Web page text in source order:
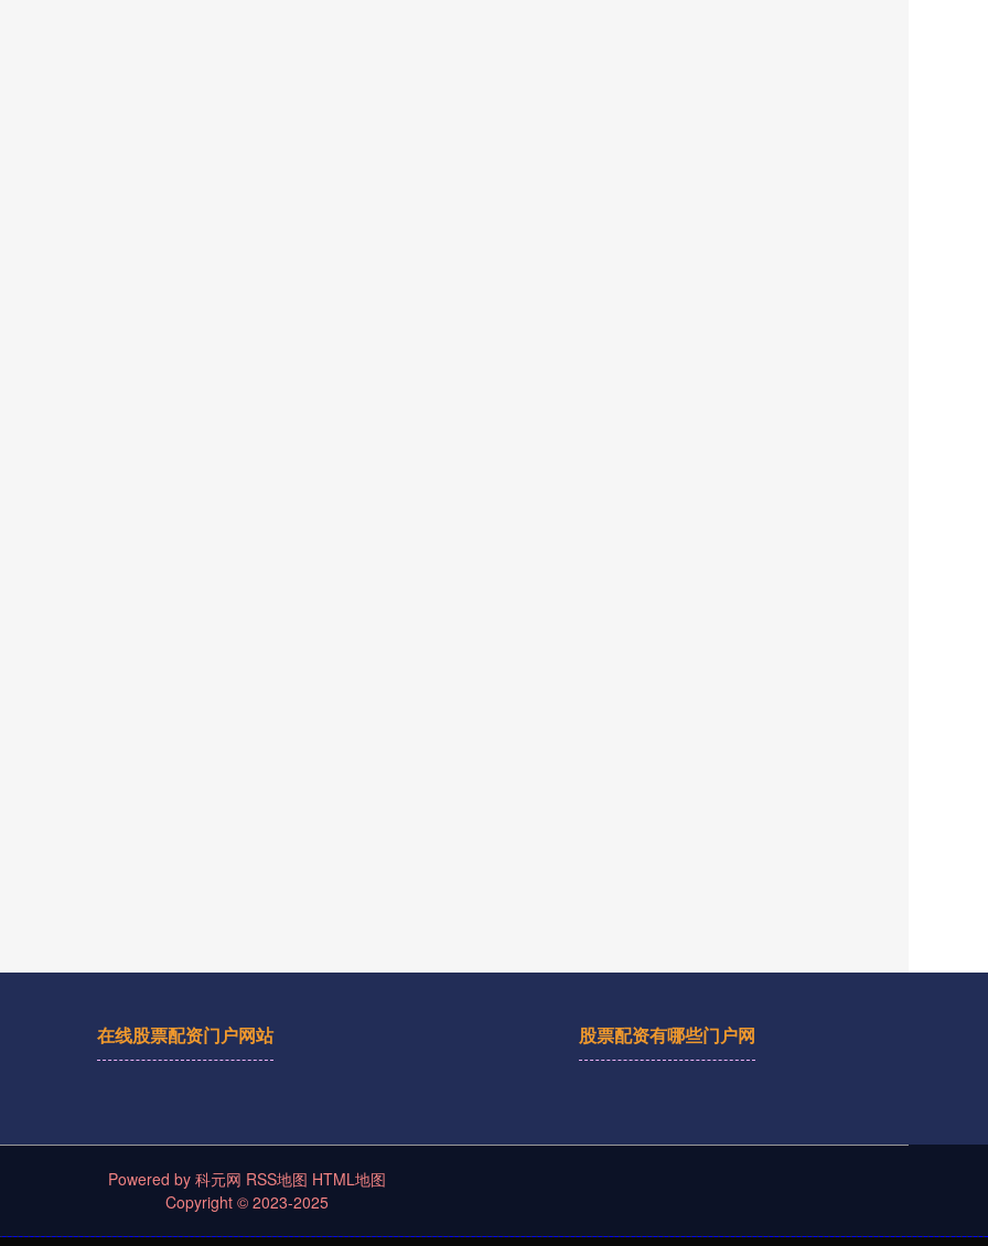
在线股票配资门户网站 股票配资有哪些门户网
Powered by 科元网 RSS地图 HTML地图
Copyright © 2023-2025